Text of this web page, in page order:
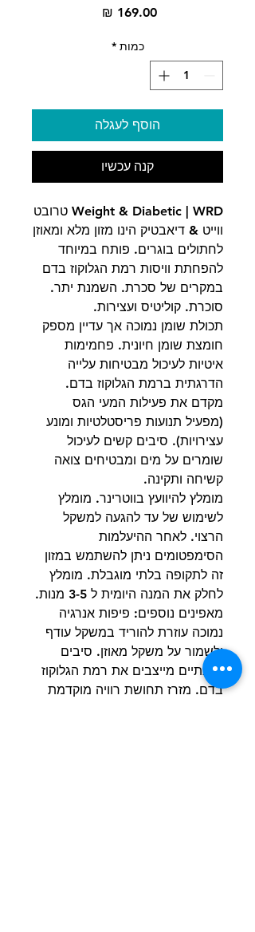
כמות *
הוסף לעגלה
קנה עכשיו
Weight & Diabetic | WRD טרובט
ווייט & דיאבטיק הינו מזון מלא ומאוזן
לחתולים בוגרים. פותח במיוחד
להפחתת וויסות רמת הגלוקוז בדם
במקרים של סכרת. השמנת יתר.
סוכרת. קוליטיס ועצירות.
תכולת שומן נמוכה אך עדיין מספק
חומצת שומן חיונית. פחמימות
איטיות לעיכול מבטיחות עלייה
הדרגתית ברמת הגלוקוז בדם.
מקדם את פעילות המעי הגס
(מפעיל תנועות פריסטלטיות ומונע
עצירויות). סיבים קשים לעיכול
שומרים על מים ומבטיחים צואה
קשיחה ותקינה.
מומלץ להיוועץ בווטרינר. מומלץ
לשימוש של עד להגעה למשקל
הרצוי. לאחר ההיעלמות
הסימפטומים ניתן להשתמש במזון
זה לתקופה בלתי מוגבלת. מומלץ
לחלק את המנה היומית ל 3-5 מנות.
מאפינים נוספים: פיפות אנרגיה
נמוכה עוזרת להוריד במשקל עודף
ולשמור על משקל מאוזן. סיבים
תזונתיים מייצבים את רמת הגלוקוז
בדם. מזרז תחושת רוויה מוקדמת